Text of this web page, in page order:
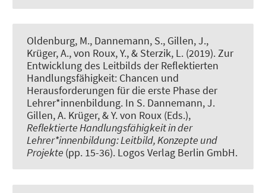
Oldenburg, M., Dannemann, S., Gillen, J.,
Krüger, A., von Roux, Y., & Sterzik, L. (2019).Zur
Entwicklung des Leitbilds der Reflektierten
Handlungsfähigkeit: Chancen und
Herausforderungen für die erste Phase der
Lehrer*innenbildung. In S. Dannemann, J.
Gillen, A. Krüger, & Y. von Roux (Eds.),
Reflektierte Handlungsfähigkeit in der
Lehrer*innenbildung: Leitbild, Konzepte und
Projekte (pp. 15-36). Logos Verlag Berlin GmbH.